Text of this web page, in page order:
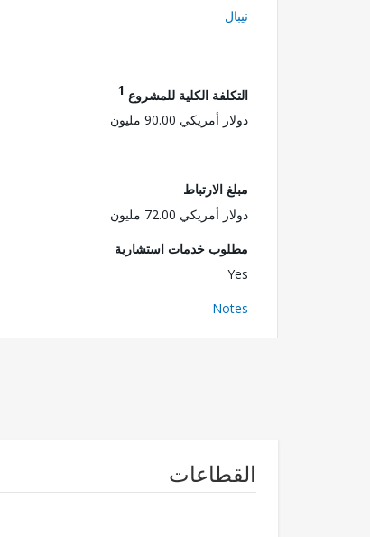
نيبال
التكلفة الكلية للمشروع 1
دولار أمريكي 90.00 مليون
مبلغ الارتباط
دولار أمريكي 72.00 مليون
مطلوب خدمات استشارية
Yes
Notes
القطاعات